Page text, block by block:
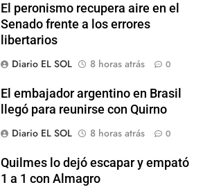
El peronismo recupera aire en el
Senado frente a los errores
libertarios
Diario EL SOL
8 horas atrás 0
El embajador argentino en Brasil
llegó para reunirse con Quirno
Diario EL SOL
8 horas atrás 0
Quilmes lo dejó escapar y empató
1 a 1 con Almagro